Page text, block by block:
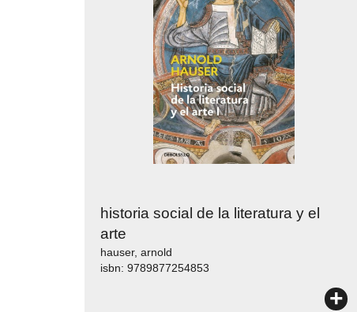
historia social de la literatura y el
arte
hauser, arnold
isbn: 9789877254853
+